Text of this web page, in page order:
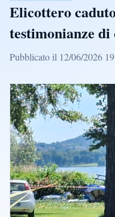
Elicottero
testimonianze
Pubblicato il 12/06/2026